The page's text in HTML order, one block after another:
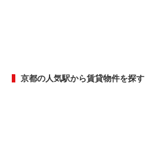
京都の人気駅から賃貸物件を探す